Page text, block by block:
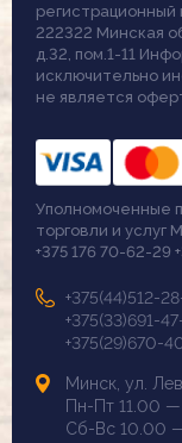
222322 Минская
д.32, пом.1-11
исключительно
не является
Уполномоченные
торговли и услуг
+375 176 70-62-29
+375(44)512-
+375(33)691-
+375(29)670-
Минск, ул.
Пн-Пт 11.00
Сб-Вс 10.00